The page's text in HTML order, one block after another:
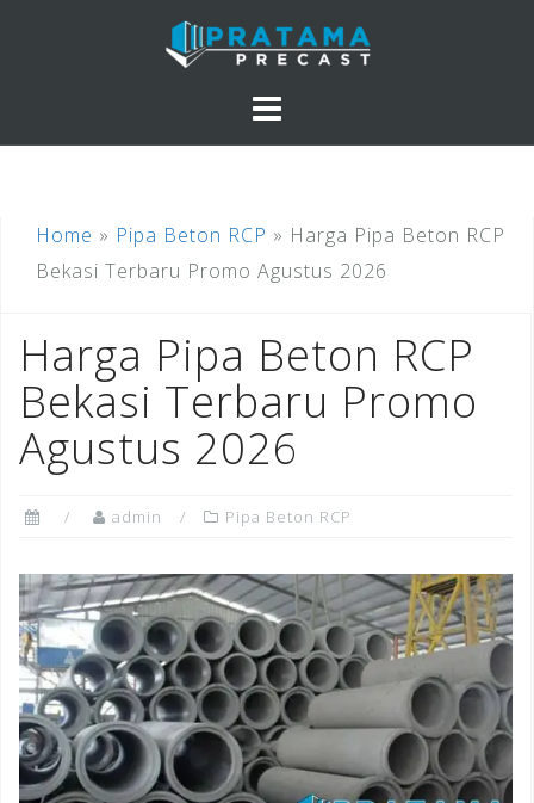
Home » Pipa Beton RCP » Harga Pipa Beton RCP
Bekasi Terbaru Promo Agustus 2026
Harga Pipa Beton RCP
Bekasi Terbaru Promo
Agustus 2026
admin Pipa Beton RCP